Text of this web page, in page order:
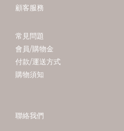
顧客服務
常見問題
會員/購物金
付款/運送方式
購物須知
聯絡我們